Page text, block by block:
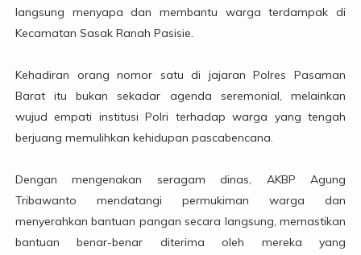
langsung menyapa dan membantu warga terdampak di
Kecamatan Sasak Ranah Pasisie.
Kehadiran orang nomor satu di jajaran Polres Pasaman
Barat itu bukan sekadar agenda seremonial, melainkan
wujud empati institusi Polri terhadap warga yang tengah
berjuang memulihkan kehidupan pascabencana.
Dengan mengenakan seragam dinas, AKBP Agung
Tribawanto mendatangi permukiman warga dan
menyerahkan bantuan pangan secara langsung, memastikan
bantuan benar-benar diterima oleh mereka yang